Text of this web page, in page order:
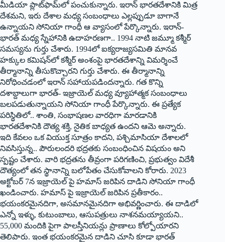
‌మీడియా ప్లాట్‌ఫామ్‌లో పంచుకున్నారు. ఇరాన్‌ ‌భారతదేశానికి మిత్ర
దేశమని, ఇరు దేశాల మధ్య సంబంధాలు ఎల్లప్పుడూ బాగానే
ఉన్నాయని సోనియా గాంధీ ఆ వ్యాసంలో పేర్కొన్నారు. ఇరాన్‌-
‌భారత్‌ ‌మధ్య స్నేహానికి ఉదాహరణగా.. 1994 నాటి జమ్మూ కశ్మీర్‌
‌సమస్యను గుర్తు చేశారు. 1994లో ఐక్యరాజ్యసమితి మానవ
హక్కుల కమిషన్‌లో కశ్మీర్‌ అం‌శంపై భారతదేశాన్ని విమర్శించే
తీర్మానాన్ని తీసుకొచ్చారని గుర్తు చేశారు. ఈ తీర్మానాన్ని
నిరోధించడంలో ఇరాన్‌ ‌సహాయపడిందన్నారు. గత కొన్ని
దశాబ్దాలుగా భారత్‌- ఇ‌జ్రాయెల్‌ ‌మధ్య వ్యూహాత్మక సంబంధాలు
బలపడుతున్నాయని సోనియా గాంధీ పేర్కొన్నారు. ఈ ప్రత్యేక
పరిస్థితిలో.. శాంతి, సంభాషణల వారధిగా మారడానికి
భారతదేశానికి దౌత్య శక్తి, నైతిక బాధ్యత ఉందని ఆమె అన్నారు.
ఇది కేవలం ఒక వియుక్త సూత్రం కాదని, పశ్చిమాసియా దేశాలలో
నివసిస్తున్న.. పౌరులందరి భద్రతకు సంబంధించిన విషయం అని
స్పష్టం చేశారు. వారి భద్రతను తీవ్రంగా పరిగణించి, ప్రభుత్వం విదేశీ
దౌత్యంలో తన స్థానాన్ని బలోపేతం చేసుకోవాలని కోరారు. 2023
అక్టోబర్‌ 7‌న ఇజ్రాయెల్‌ ‌పై హమాస్‌ ‌జరిపిన దాడిని సోనియా గాంధీ
ఖండించారు. హమాస్‌ ‌పై ఇజ్రాయెల్‌ ‌జరిపిన ప్రతీకారం..
భయంకరమైనదిగా, అసమానమైనదిగా అభివర్ణించారు. ఈ దాడిలో
ఎన్నో ఇళ్ళు, కుటుంబాలు, ఆసుపత్రులు నాశనమయ్యాయని..
55,000 మందికి పైగా పాలస్తీనియన్లు ప్రాణాలు కోల్పోయారని
తెలిపారు. ఇంత భయంకరమైన దాడిని చూసి కూడా భారత్‌